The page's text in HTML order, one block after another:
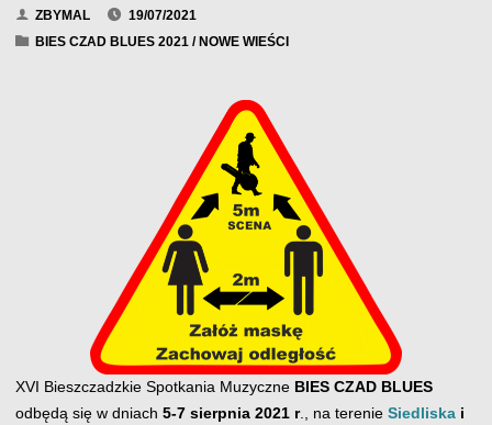
ZBYMAL
19/07/2021
BIES CZAD BLUES 2021 / NOWE WIEŚCI
XVI Bieszczadzkie Spotkania Muzyczne BIES CZAD BLUES
odbędą się w dniach 5-7 sierpnia 2021 r., na terenie Siedliskai